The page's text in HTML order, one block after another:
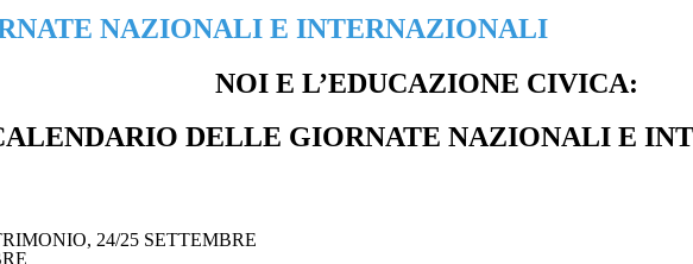
NAZIONALI E INTERNAZIONALI
NOI E L’EDUCAZIONE CIVICA:
DELLE GIORNATE NAZIONALI E
24/25 SETTEMBRE